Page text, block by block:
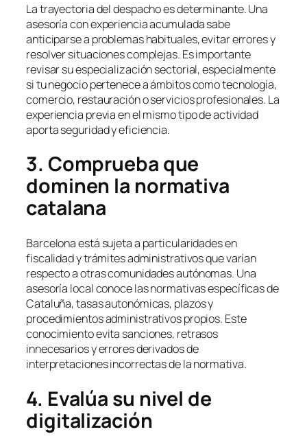
La trayectoria del despacho es determinante. Una
asesoría con experiencia acumulada sabe
anticiparse a problemas habituales, evitar errores y
resolver situaciones complejas. Es importante
revisar su especialización sectorial, especialmente
si tu negocio pertenece a ámbitos como tecnología,
comercio, restauración o servicios profesionales. La
experiencia previa en el mismo tipo de actividad
aporta seguridad y eficiencia.
3. Comprueba que
dominen la normativa
catalana
Barcelona está sujeta a particularidades en
fiscalidad y trámites administrativos que varían
respecto a otras comunidades autónomas. Una
asesoría local conoce las normativas específicas de
Cataluña, tasas autonómicas, plazos y
procedimientos administrativos propios. Este
conocimiento evita sanciones, retrasos
innecesarios y errores derivados de
interpretaciones incorrectas de la normativa.
4. Evalúa su nivel de
digitalización